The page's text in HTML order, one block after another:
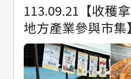
燻香味，這個過程還能有效
使其在沒有冰箱的情況下也
技術需要耐心和精準的火候
的環境中進行，非常考驗經驗和
芋頭不僅僅是食物，它還是
113.09.21【收穫
地方產業參與市集】